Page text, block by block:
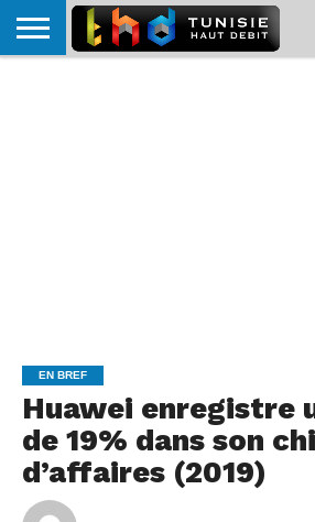
EN BREF
Huawei enregistre
de 19% dans son
d’affaires (2019)